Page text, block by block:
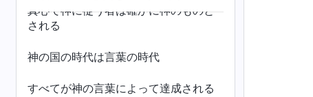
真心で神に従う者は確かに神のものと
される
神の国の時代は言葉の時代
すべてが神の言葉によって達成される